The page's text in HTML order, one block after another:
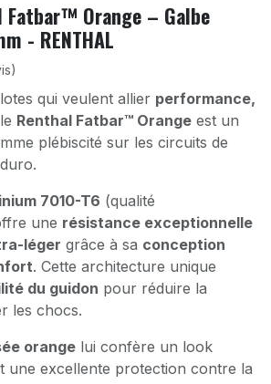
Fatbar™ Orange – Galbe
- RENTHAL
qui veulent allier performance,
Renthal Fatbar™ Orange est un
plébiscité sur les circuits de
7010-T6 (qualité
une résistance exceptionnelle
léger grâce à sa conception
. Cette architecture unique
du guidon pour réduire la
les chocs.
orange lui confère un look
une excellente protection contre la